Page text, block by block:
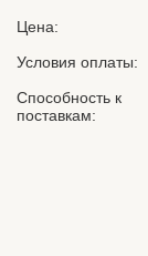
Цена:
Условия оплаты:
Способность к
поставкам: